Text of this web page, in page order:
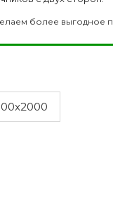
более выгодное